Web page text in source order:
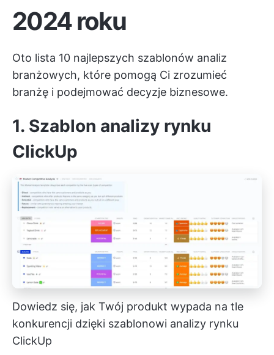
2024 roku
Oto lista 10 najlepszych szablonów analiz
branżowych, które pomogą Ci zrozumieć
branżę i podejmować decyzje biznesowe.
1. Szablon analizy rynku
ClickUp
Dowiedz się, jak Twój produkt wypada na tle
konkurencji dzięki szablonowi analizy rynku
ClickUp